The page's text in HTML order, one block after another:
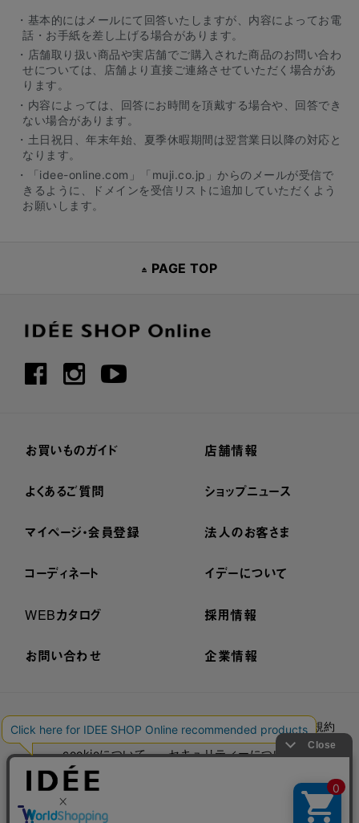
・基本的にはメールにて回答いたしますが、内容によってお電
話・お手紙を差し上げる場合があります。
・店舗取り扱い商品や実店舗でご購入された商品のお問い合わ
せについては、店舗より直接ご連絡させていただく場合があ
ります。
・内容によっては、回答にお時間を頂戴する場合や、回答でき
ない場合があります。
・土日祝日、年末年始、夏季休暇期間は翌営業日以降の対応と
なります。
・「idee-online.com」「muji.co.jp」からのメールが受信で
きるように、ドメインを受信リストに追加していただくよう
お願いします。
PAGE TOP
お買いものガイド
よくあるご質問
マイページ・会員登録
コーディネート
WEBカタログ
お問い合わせ
店舗情報
ショップニュース
法人のお客さま
イデーについて
採用情報
企業情報
プライバシーポリシー 外部送信ポリシー
ご利用規約
cookieについて
セキュリティーについて
特定商取引法に基づく表示
古物営業法に基づく表示